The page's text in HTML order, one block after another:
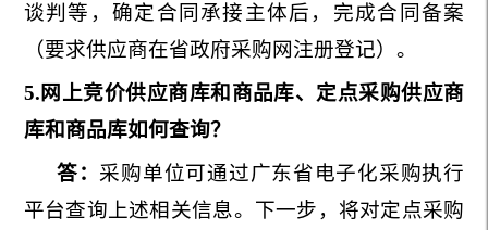
谈判等，确定合同承接主体后，完成合同备案
（要求供应商在省政府采购网注册登记）。
5.网上竞价供应商库和商品库、定点采购供应商
库和商品库如何查询？
答：采购单位可通过广东省电子化采购执行
平台查询上述相关信息。下一步，将对定点采购